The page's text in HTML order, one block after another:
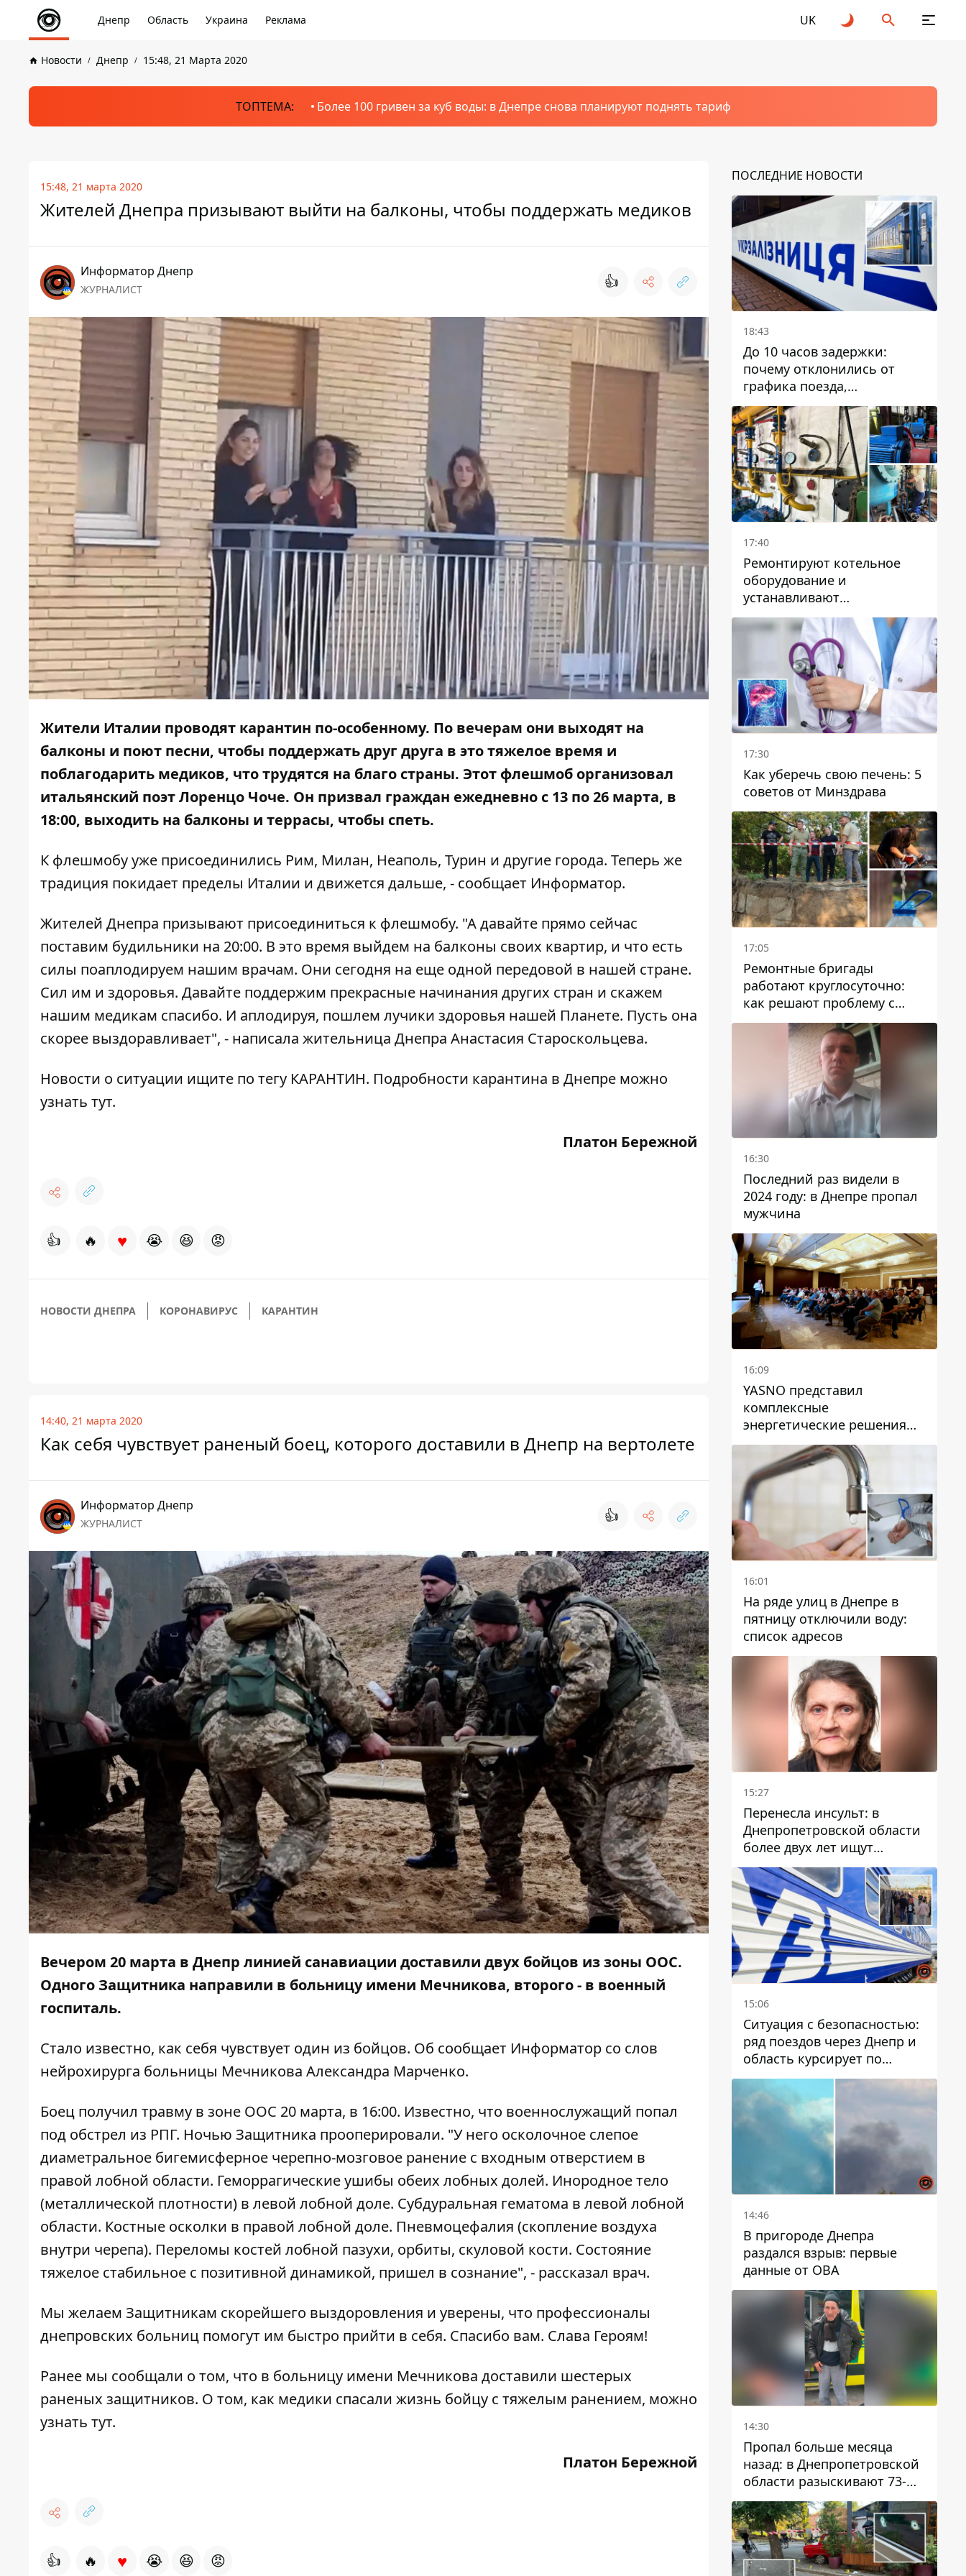
Днепр Область Украина Реклама UK
Новости Днепр 15:48, 21 Марта 2020
ТОПТЕМА: Более 100 гривен за куб воды: в Днепре снова планируют поднять тариф
15:48, 21 марта 2020
Жителей Днепра призывают выйти на балконы, чтобы поддержать медиков
Информатор Днепр
ЖУРНАЛИСТ 👍
Жители Италии проводят карантин по-особенному. По вечерам они выходят на
балконы и поют песни, чтобы поддержать друг друга в это тяжелое время и
поблагодарить медиков, что трудятся на благо страны. Этот флешмоб организовал
итальянский поэт Лоренцо Чоче. Он призвал граждан ежедневно с 13 по 26 марта, в
18:00, выходить на балконы и террасы, чтобы спеть.
К флешмобу уже присоединились Рим, Милан, Неаполь, Турин и другие города. Теперь же
традиция покидает пределы Италии и движется дальше, - сообщает Информатор.
Жителей Днепра призывают присоединиться к флешмобу. "А давайте прямо сейчас
поставим будильники на 20:00. В это время выйдем на балконы своих квартир, и что есть
силы поаплодируем нашим врачам. Они сегодня на еще одной передовой в нашей стране.
Сил им и здоровья. Давайте поддержим прекрасные начинания других стран и скажем
нашим медикам спасибо. И аплодируя, пошлем лучики здоровья нашей Планете. Пусть она
скорее выздоравливает", - написала жительница Днепра Анастасия Староскольцева.
Новости о ситуации ищите по тегу КАРАНТИН. Подробности карантина в Днепре можно
узнать тут.
Платон Бережной
👍 🔥 ♥ 😭 😆 😡
НОВОСТИ ДНЕПРА КОРОНАВИРУС КАРАНТИН
14:40, 21 марта 2020
Как себя чувствует раненый боец, которого доставили в Днепр на вертолете
Информатор Днепр
ЖУРНАЛИСТ 👍
Вечером 20 марта в Днепр линией санавиации доставили двух бойцов из зоны ООС.
Одного Защитника направили в больницу имени Мечникова, второго - в военный
госпиталь.
Стало известно, как себя чувствует один из бойцов. Об сообщает Информатор со слов
нейрохирурга больницы Мечникова Александра Марченко.
Боец получил травму в зоне ООС 20 марта, в 16:00. Известно, что военнослужащий попал
под обстрел из РПГ. Ночью Защитника прооперировали. "У него осколочное слепое
диаметральное бигемисферное черепно-мозговое ранение с входным отверстием в
правой лобной области. Геморрагические ушибы обеих лобных долей. Инородное тело
(металлической плотности) в левой лобной доле. Субдуральная гематома в левой лобной
области. Костные осколки в правой лобной доле. Пневмоцефалия (скопление воздуха
внутри черепа). Переломы костей лобной пазухи, орбиты, скуловой кости. Состояние
тяжелое стабильное с позитивной динамикой, пришел в сознание", - рассказал врач.
Мы желаем Защитникам скорейшего выздоровления и уверены, что профессионалы
днепровских больниц помогут им быстро прийти в себя. Спасибо вам. Слава Героям!
Ранее мы сообщали о том, что в больницу имени Мечникова доставили шестерых
раненых защитников. О том, как медики спасали жизнь бойцу с тяжелым ранением, можно
узнать тут.
Платон Бережной
👍 🔥 ♥ 😭 😆 😡
ПОСЛЕДНИЕ НОВОСТИ
18:43
До 10 часов задержки:
почему отклонились от
графика поезда,
курсирующие через Днепр
и область
17:40
Ремонтируют котельное
оборудование и
устанавливают
генераторные установки:
как в Днепре готовятся к
отопительному сезону
17:30
Как уберечь свою печень: 5
советов от Минздрава
17:05
Ремонтные бригады
работают круглосуточно:
как решают проблему с
водой в Марганецкой
громаде
16:30
Последний раз видели в
2024 году: в Днепре пропал
мужчина
16:09
YASNO представил
комплексные
энергетические решения
для бизнеса в Днепре
16:01
На ряде улиц в Днепре в
пятницу отключили воду:
список адресов
15:27
Перенесла инсульт: в
Днепропетровской области
более двух лет ищут
пропавшую женщину
15:06
Ситуация с безопасностью:
ряд поездов через Днепр и
область курсирует по
измененному маршруту, а
часть пути заменили
автобусами и электричками
14:46
В пригороде Днепра
раздался взрыв: первые
данные от ОВА
14:30
Пропал больше месяца
назад: в Днепропетровской
области разыскивают 73-
летнего мужчину